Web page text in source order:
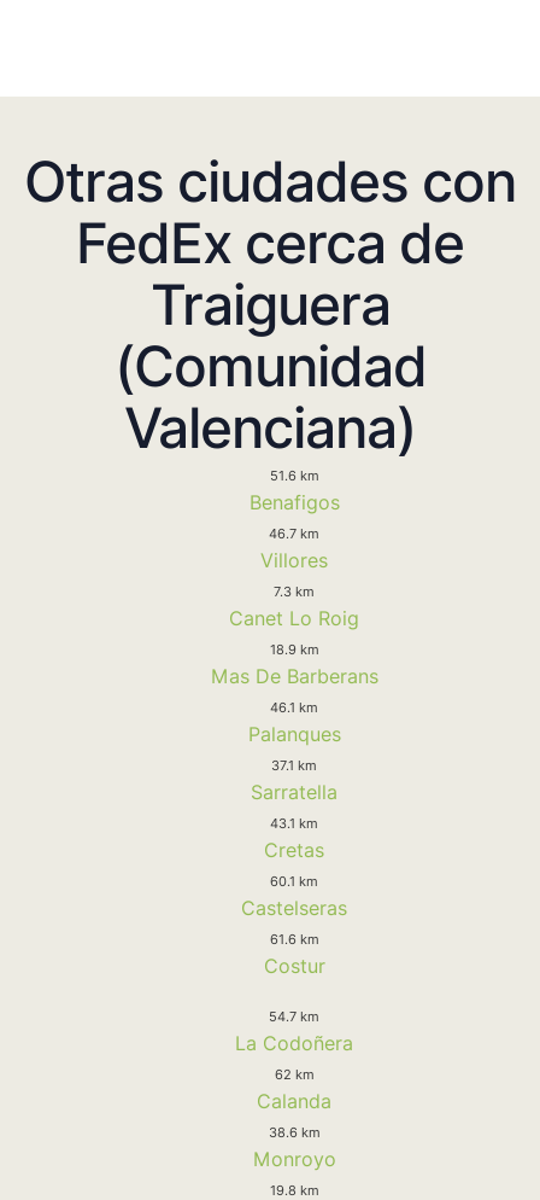
Otras ciudades con
FedEx cerca de
Traiguera
(Comunidad
Valenciana)
51.6 km
Benafigos
46.7 km
Villores
7.3 km
Canet Lo Roig
18.9 km
Mas De Barberans
46.1 km
Palanques
37.1 km
Sarratella
43.1 km
Cretas
60.1 km
Castelseras
61.6 km
Costur
54.7 km
La Codoñera
62 km
Calanda
38.6 km
Monroyo
19.8 km